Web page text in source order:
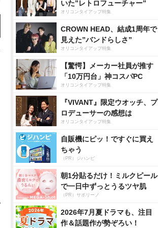
いた”レトロフューチャー”
オリコンタイアップ特集
CROWN HEAD、結成1周年で
見えた”バンドらしさ”
オリコンタイアップ特集
【驚愕】メーカー社員が推す
「10万円台」神コスパPC
オリコンタイアップ特集
『VIVANT』限定ウオッチ、プ
ロデューサーの感想は
オリコンタイアップ特集
自販機にピッ！ですぐに買え
ちゃう
（PR）ジハンピ
朝1分貼るだけ！ミルクピール
で一日中ずっとうるツヤ肌
（PR）サボリーノ
2026年7月夏ドラマも、注目
作＆話題作が勢ぞろい！